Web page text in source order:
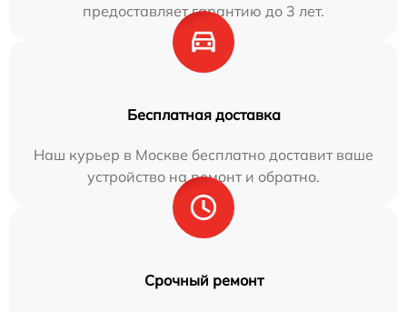
предоставляет гарантию до 3 лет.
Бесплатная доставка
Наш курьер в Москве бесплатно доставит ваше
устройство на ремонт и обратно.
Срочный ремонт